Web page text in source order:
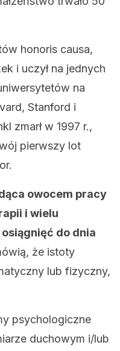
honoris causa,
i uczył na jednych
na
Stanford i
zmarł w 1997 r.,
pierwszy lot
owocem pracy
i wielu
do dnia
że istoty
lub fizyczny,
psychologiczne
duchowym i/lub